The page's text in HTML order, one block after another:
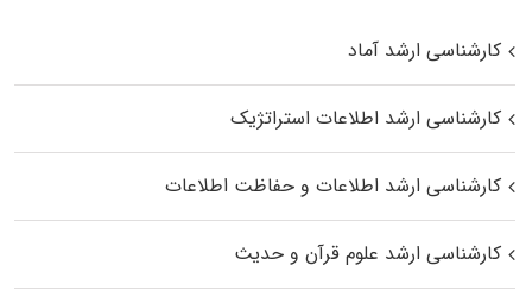
کارشناسی ارشد آماد
کارشناسی ارشد اطلاعات استراتژیک
کارشناسی ارشد اطلاعات و حفاظت اطلاعات
کارشناسی ارشد علوم قرآن و حدیث